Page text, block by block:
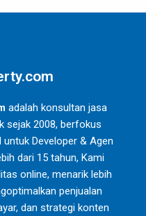
adalah konsultan jasa
sejak 2008, berfokus
Developer & Agen
dari 15 tahun, Kami
online, menarik lebih
penjualan
dan strategi konten